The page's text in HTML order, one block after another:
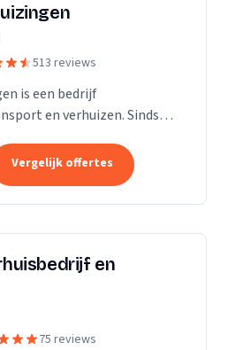
513 reviews
is een bedrijf
en verhuizen. Sinds
van opdrachtgevers
Vergelijk offertes
en
75 reviews